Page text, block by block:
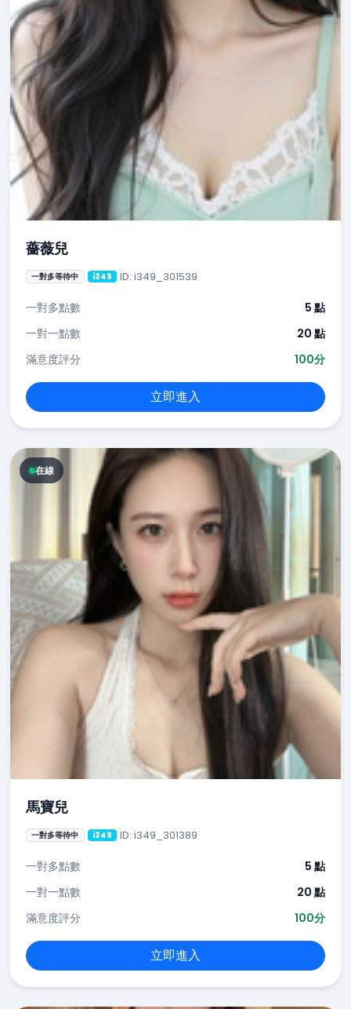
薔薇兒
一對多等待中 i349 ID: i349_301539
一對多點數
5 點
一對一點數
20 點
滿意度評分
100分
立即進入
在線
馬寶兒
一對多等待中 i349 ID: i349_301389
一對多點數
5 點
一對一點數
20 點
滿意度評分
100分
立即進入